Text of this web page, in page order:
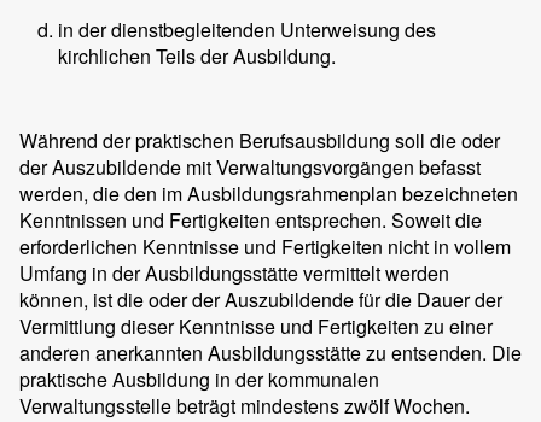
in der dienstbegleitenden Unterweisung des
kirchlichen Teils der Ausbildung.
Während der praktischen Berufsausbildung soll die oder
der Auszubildende mit Verwaltungsvorgängen befasst
werden, die den im Ausbildungsrahmenplan bezeichneten
Kenntnissen und Fertigkeiten entsprechen. Soweit die
erforderlichen Kenntnisse und Fertigkeiten nicht in vollem
Umfang in der Ausbildungsstätte vermittelt werden
können, ist die oder der Auszubildende für die Dauer der
Vermittlung dieser Kenntnisse und Fertigkeiten zu einer
anderen anerkannten Ausbildungsstätte zu entsenden. Die
praktische Ausbildung in der kommunalen
Verwaltungsstelle beträgt mindestens zwölf Wochen.